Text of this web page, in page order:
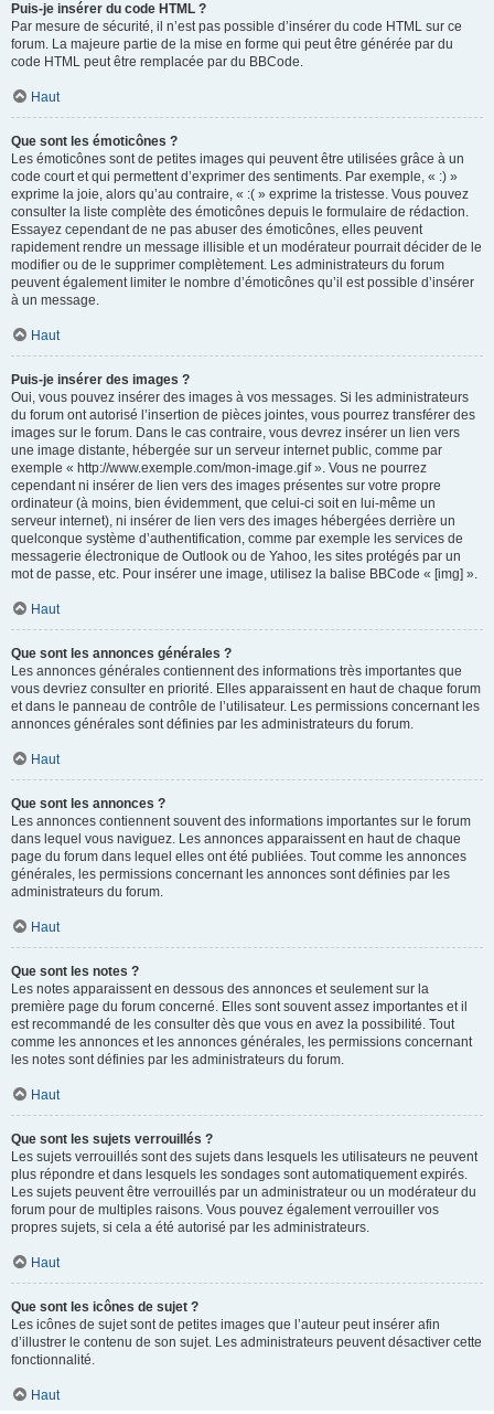
Puis-je insérer du code HTML ?
Par mesure de sécurité, il n’est pas possible d’insérer du code HTML sur ce
forum. La majeure partie de la mise en forme qui peut être générée par du
code HTML peut être remplacée par du BBCode.
Haut
Que sont les émoticônes ?
Les émoticônes sont de petites images qui peuvent être utilisées grâce à un
code court et qui permettent d’exprimer des sentiments. Par exemple, « :) »
exprime la joie, alors qu’au contraire, « :( » exprime la tristesse. Vous pouvez
consulter la liste complète des émoticônes depuis le formulaire de rédaction.
Essayez cependant de ne pas abuser des émoticônes, elles peuvent
rapidement rendre un message illisible et un modérateur pourrait décider de le
modifier ou de le supprimer complètement. Les administrateurs du forum
peuvent également limiter le nombre d’émoticônes qu’il est possible d’insérer
à un message.
Haut
Puis-je insérer des images ?
Oui, vous pouvez insérer des images à vos messages. Si les administrateurs
du forum ont autorisé l’insertion de pièces jointes, vous pourrez transférer des
images sur le forum. Dans le cas contraire, vous devrez insérer un lien vers
une image distante, hébergée sur un serveur internet public, comme par
exemple « http://www.exemple.com/mon-image.gif ». Vous ne pourrez
cependant ni insérer de lien vers des images présentes sur votre propre
ordinateur (à moins, bien évidemment, que celui-ci soit en lui-même un
serveur internet), ni insérer de lien vers des images hébergées derrière un
quelconque système d’authentification, comme par exemple les services de
messagerie électronique de Outlook ou de Yahoo, les sites protégés par un
mot de passe, etc. Pour insérer une image, utilisez la balise BBCode « [img] ».
Haut
Que sont les annonces générales ?
Les annonces générales contiennent des informations très importantes que
vous devriez consulter en priorité. Elles apparaissent en haut de chaque forum
et dans le panneau de contrôle de l’utilisateur. Les permissions concernant les
annonces générales sont définies par les administrateurs du forum.
Haut
Que sont les annonces ?
Les annonces contiennent souvent des informations importantes sur le forum
dans lequel vous naviguez. Les annonces apparaissent en haut de chaque
page du forum dans lequel elles ont été publiées. Tout comme les annonces
générales, les permissions concernant les annonces sont définies par les
administrateurs du forum.
Haut
Que sont les notes ?
Les notes apparaissent en dessous des annonces et seulement sur la
première page du forum concerné. Elles sont souvent assez importantes et il
est recommandé de les consulter dès que vous en avez la possibilité. Tout
comme les annonces et les annonces générales, les permissions concernant
les notes sont définies par les administrateurs du forum.
Haut
Que sont les sujets verrouillés ?
Les sujets verrouillés sont des sujets dans lesquels les utilisateurs ne peuvent
plus répondre et dans lesquels les sondages sont automatiquement expirés.
Les sujets peuvent être verrouillés par un administrateur ou un modérateur du
forum pour de multiples raisons. Vous pouvez également verrouiller vos
propres sujets, si cela a été autorisé par les administrateurs.
Haut
Que sont les icônes de sujet ?
Les icônes de sujet sont de petites images que l’auteur peut insérer afin
d’illustrer le contenu de son sujet. Les administrateurs peuvent désactiver cette
fonctionnalité.
Haut